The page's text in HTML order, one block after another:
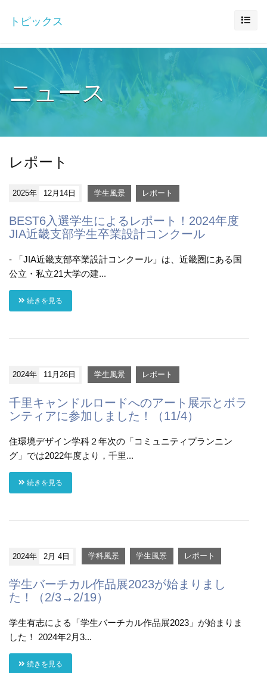
トピックス
ニュース
レポート
2025年 12月14日 学生風景 レポート
BEST6入選学生によるレポート！2024年度
JIA近畿支部学生卒業設計コンクール
- 「JIA近畿支部卒業設計コンクール」は、近畿圏にある国
公立・私立21大学の建...
続きを見る
2024年 11月26日 学生風景 レポート
千里キャンドルロードへのアート展示とボラ
ンティアに参加しました！（11/4）
住環境デザイン学科２年次の「コミュニティプランニン
グ」では2022年度より，千里...
続きを見る
2024年 2月 4日 学科風景 学生風景 レポート
学生バーチカル作品展2023が始まりまし
た！（2/3→2/19）
学生有志による「学生バーチカル作品展2023」が始まりま
した！ 2024年2月3...
続きを見る